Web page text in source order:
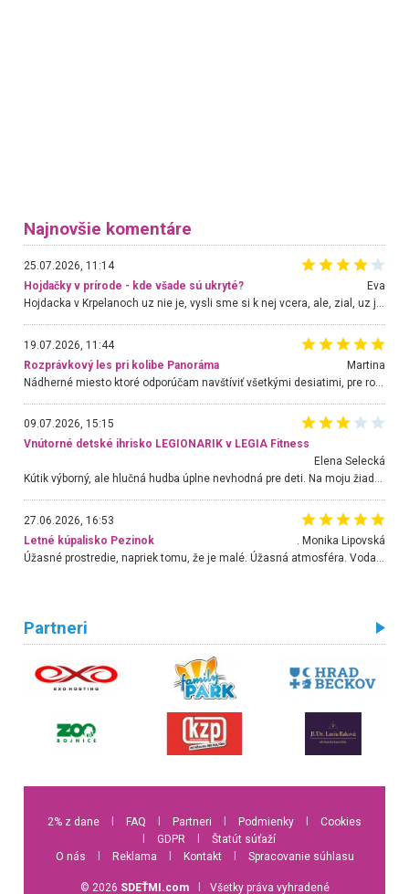
Najnovšie komentáre
25.07.2026, 11:14
Hojdačky v prírode - kde všade sú ukryté?
Eva
Hojdacka v Krpelanoch uz nie je, vysli sme si k nej vcera, ale, zial, uz je znicena. Ak sem planujete cestu len kvoli hojdacke, mozete si ju usetrit. Krasny vyhlad je tu vsak aj bez hojdacky :-)
19.07.2026, 11:44
Rozprávkový les pri kolibe Panoráma
Martina
Nádherné miesto ktoré odporúčam navštíviť všetkými desiatimi, pre rodiny s deťmi, dôchodcom... Proste a jednoducho ozaj rozprávkový les.. určite ešte prídeme. Odniesli sme si na pamiatku krásne tričká,
09.07.2026, 15:15
Vnútorné detské ihrisko LEGIONARIK v LEGIA Fitness
Elena Selecká
Kútik výborný, ale hlučná hudba úplne nevhodná pre deti. Na moju žiadosť o aspoň sušenie nereagovali.
27.06.2026, 16:53
Letné kúpalisko Pezinok
. Monika Lipovská
Úžasné prostredie, napriek tomu, že je malé. Úžasná atmosféra. Voda fantastická a nádherná. Ľudí je pomerne veľa, ale su mili a ohľaduplní. Je veľmi zaujímavé sledovať, ako dokážu spolu športovať cudzí ľudia a bez ohľadu na vek. Vládne tu pohoda. Vnuka neviem dostať z vody. Ďakujem za krásny deň . Urcite sa sem vrátim. Jediný problém je s parkovaním, ale aj ten sa mi podarilo vyriešiť. Monika Bratislava
Partneri
2% z dane FAQ Partneri Podmienky
Cookies
GDPR
Štatút súťaží
O nás
Reklama Kontakt Spracovanie súhlasu
© 2026 SDEŤMI.com Všetky práva vyhradené